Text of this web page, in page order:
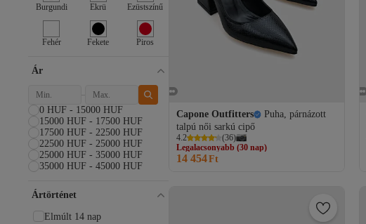
Capone Outfitters
Puha, párnázott
talpú női sarkú cipő
4.2 (36)
Legalacsonyabb (30 nap)
Ingyenes szállítás
Legalacsonyabb (30 nap)
14 454Ft
Cochines
CZ London
Dark Seer
Deriderim
DUXAL SHOES
eformoda by emre yılmaz
Elle
Fast Step
FORS SHOES
Freemax
GÖNDERİ(R)
Guess
Burgundi Ekrü Ezüstszínű
Fehér Fekete Piros
Ár
0 HUF - 15000 HUF
15000 HUF - 17500 HUF
17500 HUF - 22500 HUF
22500 HUF - 25000 HUF
25000 HUF - 35000 HUF
35000 HUF - 45000 HUF
Ártörténet
Elmúlt 14 nap